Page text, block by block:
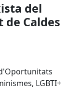
del
Caldes
LGBTI+